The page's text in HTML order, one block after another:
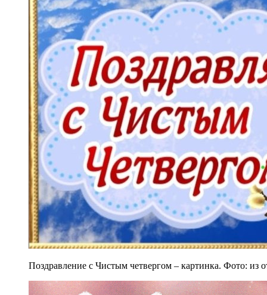
Поздравление с Чистым четвергом – картинка. Фото: из